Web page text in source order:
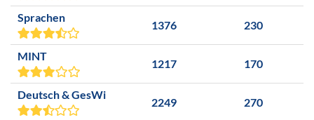
Sprachen
1376 230
MINT
1217 170
Deutsch & GesWi
2249 270